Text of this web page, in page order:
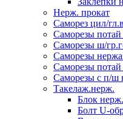
Нерж. прокат
Саморез цил/
Саморезы
Саморезы ш/
Саморезы
Саморезы
Саморезы с п/ш
Такелаж.нерж.
Блок нерж.
Болт U-